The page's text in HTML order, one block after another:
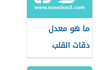
ما هو معدل
دقات القلب
الطبيعي